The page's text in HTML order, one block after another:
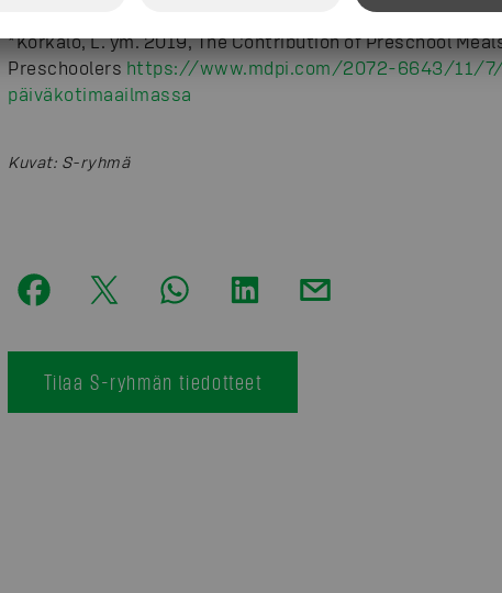
*Korkalo, L. ym. 2019, The Contribution of Preschool
Preschoolers https://www.mdpi.com/2072-6643/11/7/
päiväkotimaailmassa
Kuvat: S-ryhmä
Tilaa S-ryhmän tiedotteet